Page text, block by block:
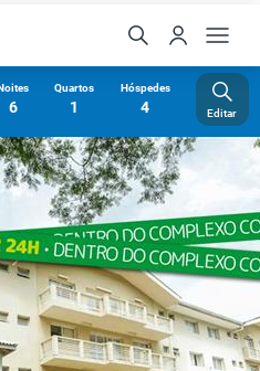
6
Quartos
1
Hóspedes
4 Editar